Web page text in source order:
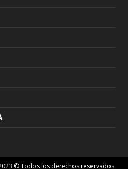
© Todos los derechos reservados.